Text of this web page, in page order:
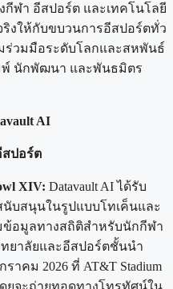
ฬา อีสปอร์ต และเทคโนโลยี
ริงให้กับขบวนการอีสปอร์ตทั่ว
ร่วมมือระดับโลกและสหพันธ์
พ์ นักพัฒนา และพันธมิตร
AI
สปอร์ต
XIV: Datavault AI ได้รับ
นับสนุนในรูปแบบโทเค็นและ
ข้อมูลทางสถิติสำหรับนักกีฬา
ยาลัยและอีสปอร์ตชั้นนำ
าคม 2026 ที่ AT&T Stadium
ยจะถ่ายทอดทางโทรทัศน์ใน